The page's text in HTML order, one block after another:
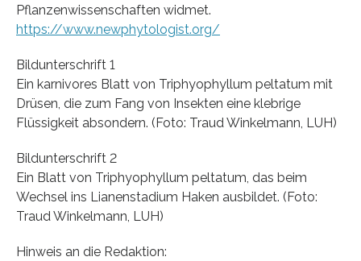
Pflanzenwissenschaften widmet.
https://www.newphytologist.org/
Bildunterschrift 1
Ein karnivores Blatt von Triphyophyllum peltatum mit
Drüsen, die zum Fang von Insekten eine klebrige
Flüssigkeit absondern. (Foto: Traud Winkelmann, LUH)
Bildunterschrift 2
Ein Blatt von Triphyophyllum peltatum, das beim
Wechsel ins Lianenstadium Haken ausbildet. (Foto:
Traud Winkelmann, LUH)
Hinweis an die Redaktion: